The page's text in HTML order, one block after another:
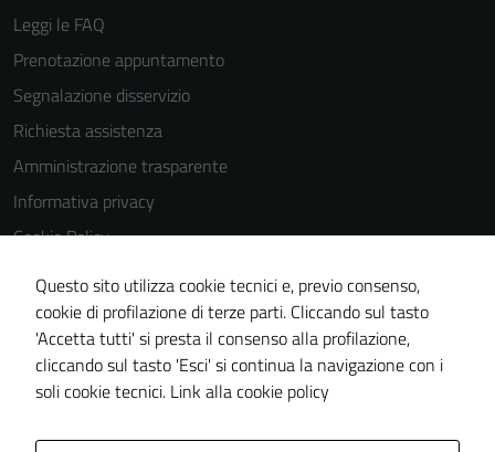
Leggi le FAQ
Prenotazione appuntamento
Segnalazione disservizio
Richiesta assistenza
Amministrazione trasparente
Informativa privacy
Cookie Policy
Note legali
Dichiarazione di accessibilità
Piano di miglioramento del sito
Statistiche sito web
Questo sito utilizza cookie tecnici e, previo consenso,
cookie di profilazione di terze parti. Cliccando sul tasto
'Accetta tutti' si presta il consenso alla profilazione,
cliccando sul tasto 'Esci' si continua la navigazione con i
soli cookie tecnici. Link alla cookie policy